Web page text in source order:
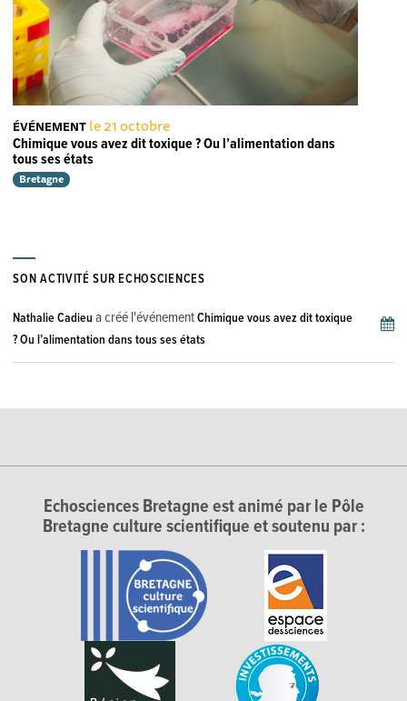
ÉVÉNEMENT le 21 octobre
Chimique vous avez dit toxique ? Ou l’alimentation dans
tous ses états
Bretagne
SON ACTIVITÉ SUR ECHOSCIENCES
Nathalie Cadieu a créé l'événementChimique vous avez dit toxique
? Ou l’alimentation dans tous ses états
Echosciences Bretagne est animé par le Pôle
Bretagne culture scientifique et soutenu par :